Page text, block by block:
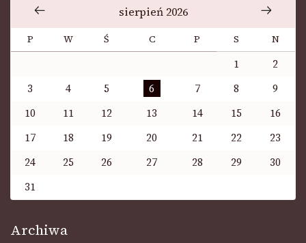
sierpień 2026
P W Ś C P S N
1
2
3
4 5 6 7 8
9
10
11 12 13 14 15
16
17
18 19 20 21 22
23
24
25 26 27 28 29
30
31
Archiwa